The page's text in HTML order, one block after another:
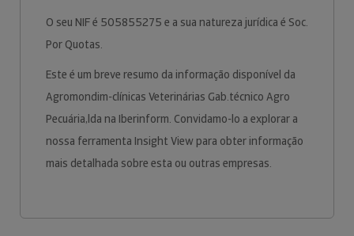
O seu NIF é 505855275 e a sua natureza jurídica é Soc.
Por Quotas.
Este é um breve resumo da informação disponível da
Agromondim-clínicas Veterinárias Gab.técnico Agro
Pecuária,lda na Iberinform. Convidamo-lo a explorar a
nossa ferramenta Insight View para obter informação
mais detalhada sobre esta ou outras empresas.